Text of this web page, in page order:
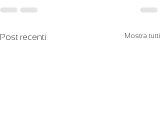
Post recenti Mostra tutti